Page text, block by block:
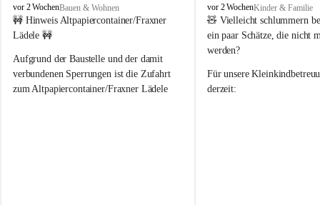
F
r
a
e
r
n
vor 2 WochenBauen & Wohnen
🚧 Hinweis Altpapiercontainer/Fraxner
Lädele 🚧
Aufgrund der Baustelle und der damit
verbundenen Sperrungen ist die Zufahrt
zum Altpapiercontainer/Fraxner Lädele
F
r
a
x
r
n
vor 2 WochenKinder & Familie
🧸 Vielleicht schlummern
ein paar Schätze, die nicht
werden?
Für unsere
derzeit: